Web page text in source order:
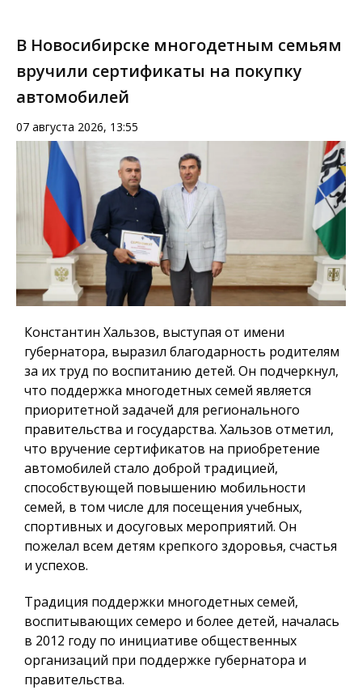
В Новосибирске многодетным семьям
вручили сертификаты на покупку
автомобилей
07 августа 2026, 13:55
Константин Хальзов, выступая от имени
губернатора, выразил благодарность родителям
за их труд по воспитанию детей. Он подчеркнул,
что поддержка многодетных семей является
приоритетной задачей для регионального
правительства и государства. Хальзов отметил,
что вручение сертификатов на приобретение
автомобилей стало доброй традицией,
способствующей повышению мобильности
семей, в том числе для посещения учебных,
спортивных и досуговых мероприятий. Он
пожелал всем детям крепкого здоровья, счастья
и успехов.
Традиция поддержки многодетных семей,
воспитывающих семеро и более детей, началась
в 2012 году по инициативе общественных
организаций при поддержке губернатора и
правительства.